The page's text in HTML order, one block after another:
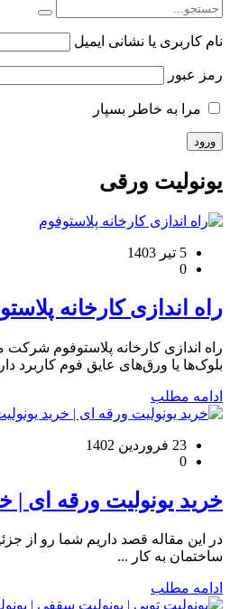
نام کاربری یا نشانی ایمیل
رمز عبور
مرا به خاطر بسپار
یونولیت ورقی
5 تیر 1403
0
راه اندازی کارخانه
راه اندازی کارخانه پلاستوفوم
بلوک‌ها یا ورق‌های عایق فوم کاربرد
ادامه مطلب
23 فروردین 1402
0
خرید یونولیت ورقه ای |
در این مقاله قصد داریم شما رو از
ساختمان به کار ...
ادامه مطلب